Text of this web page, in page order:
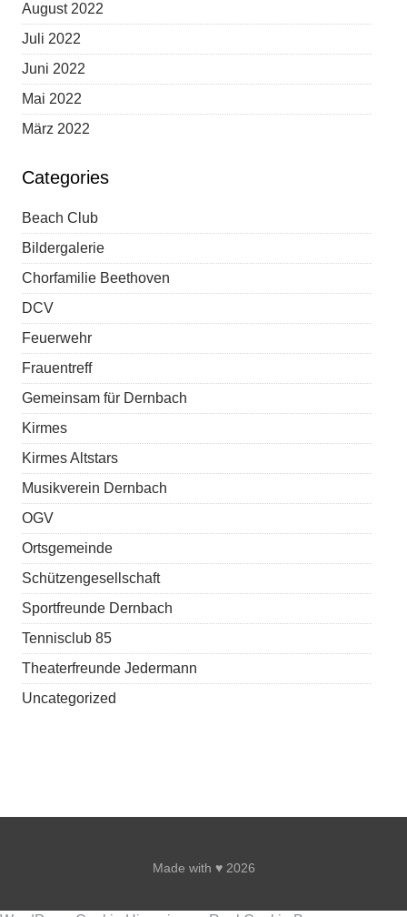
August 2022
Juli 2022
Juni 2022
Mai 2022
März 2022
Categories
Beach Club
Bildergalerie
Chorfamilie Beethoven
DCV
Feuerwehr
Frauentreff
Gemeinsam für Dernbach
Kirmes
Kirmes Altstars
Musikverein Dernbach
OGV
Ortsgemeinde
Schützengesellschaft
Sportfreunde Dernbach
Tennisclub 85
Theaterfreunde Jedermann
Uncategorized
Made with ♥ 2026